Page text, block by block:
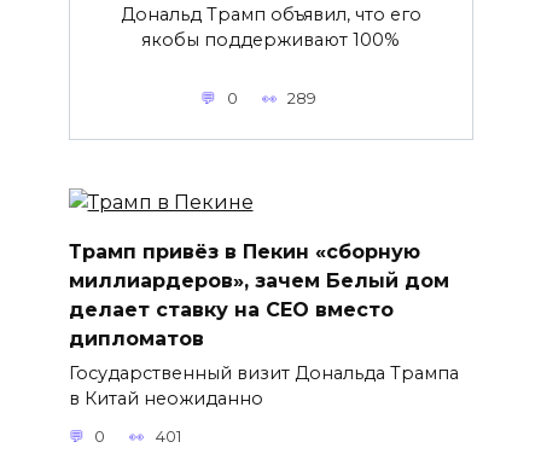
Дональд Трамп объявил, что его
якобы поддерживают 100%
0 289
Трамп привёз в Пекин «сборную
миллиардеров», зачем Белый дом
делает ставку на CEO вместо
дипломатов
Государственный визит Дональда Трампа
в Китай неожиданно
0 401